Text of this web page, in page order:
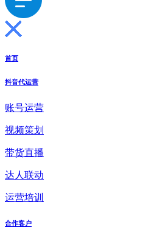
首页
抖音代运营
账号运营
视频策划
带货直播
达人联动
运营培训
合作客户